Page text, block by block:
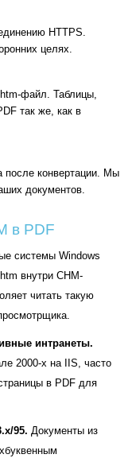
HTTPS.
целях.
файл. Таблицы,
так же, как в
после конвертации. Мы
документов.
в PDF
системы Windows
внутри CHM-
читать такую
интранеты.
2000-х на IIS, часто
в PDF для
95. Документы из